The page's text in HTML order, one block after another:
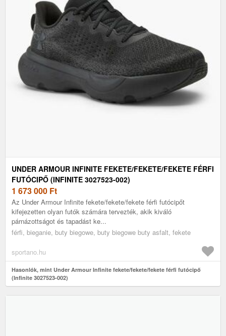
UNDER ARMOUR INFINITE FEKETE/FEKETE/FEKETE FÉRFI
FUTÓCIPŐ (INFINITE 3027523-002)
1 673 000 Ft
Az Under Armour Infinite fekete/fekete/fekete férfi futócipőt
kifejezetten olyan futók számára tervezték, akik kiváló
párnázottságot és tapadást ke...
férfi, bieganie, buty biegowe, buty biegowe buty asfalt, fekete
sportano.hu
Hasonlók, mint Under Armour Infinite fekete/fekete/fekete férfi futócipő
(Infinite 3027523-002)